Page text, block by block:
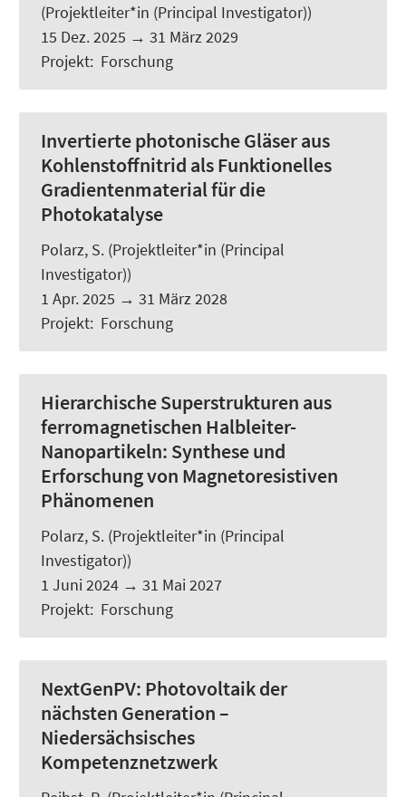
(Projektleiter*in (Principal Investigator))
15 Dez. 2025 → 31 März 2029
Projekt: Forschung
Invertierte photonische Gläser aus
Kohlenstoffnitrid als Funktionelles
Gradientenmaterial für die
Photokatalyse
Polarz, S. (Projektleiter*in (Principal
Investigator))
1 Apr. 2025 → 31 März 2028
Projekt: Forschung
Hierarchische Superstrukturen aus
ferromagnetischen Halbleiter-
Nanopartikeln: Synthese und
Erforschung von Magnetoresistiven
Phänomenen
Polarz, S. (Projektleiter*in (Principal
Investigator))
1 Juni 2024 → 31 Mai 2027
Projekt: Forschung
NextGenPV: Photovoltaik der
nächsten Generation –
Niedersächsisches
Kompetenznetzwerk